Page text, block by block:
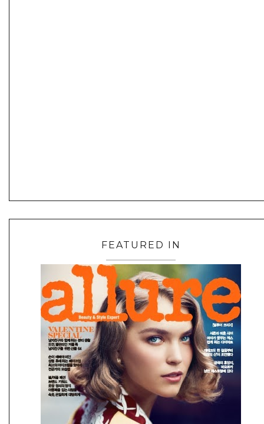
FEATURED IN